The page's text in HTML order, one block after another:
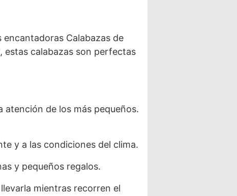
encantadoras Calabazas de
estas calabazas son perfectas
atención de los más pequeños.
y a las condiciones del clima.
y pequeños regalos.
mientras recorren el